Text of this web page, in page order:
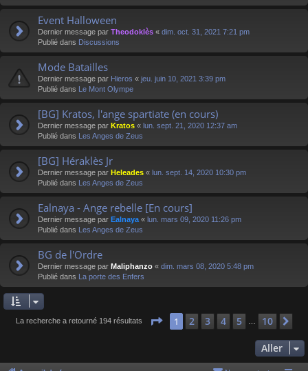
Event Halloween
Dernier message par Theodoklès « dim. oct. 31, 2021 7:21 pm
Publié dans Discussions
Mode Batailles
Dernier message par Hieros « jeu. juin 10, 2021 3:39 pm
Publié dans Le Mont Olympe
[BG] Kratos, l'ange spartiate (en cours)
Dernier message par Kratos « lun. sept. 21, 2020 12:37 am
Publié dans Les Anges de Zeus
[BG] Héraklès Jr
Dernier message par Heleades « lun. sept. 14, 2020 10:30 pm
Publié dans Les Anges de Zeus
Ealnaya - Ange rebelle [En cours]
Dernier message par Ealnaya « lun. mars 09, 2020 11:26 pm
Publié dans Les Anges de Zeus
BG de l'Ordre
Dernier message par Maliphanzo « dim. mars 08, 2020 5:48 pm
Publié dans La porte des Enfers
La recherche a retourné 194 résultats Page 1sur 10
1 2 3 4 5 10
Aller